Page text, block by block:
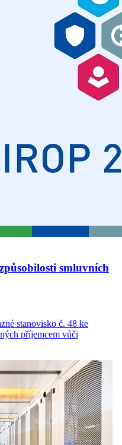
smluvních
stanovisko č. 48 ke
příjemcem vůči